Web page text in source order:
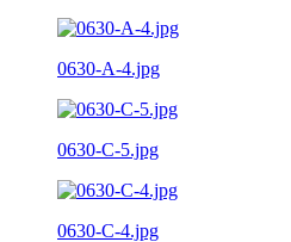
0630-A-4.jpg
0630-C-5.jpg
0630-C-4.jpg